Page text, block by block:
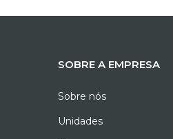
SOBRE A EMPRESA
Sobre nós
Unidades